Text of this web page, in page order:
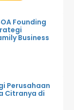
Founding
Business
Perusahaan
Citranya di